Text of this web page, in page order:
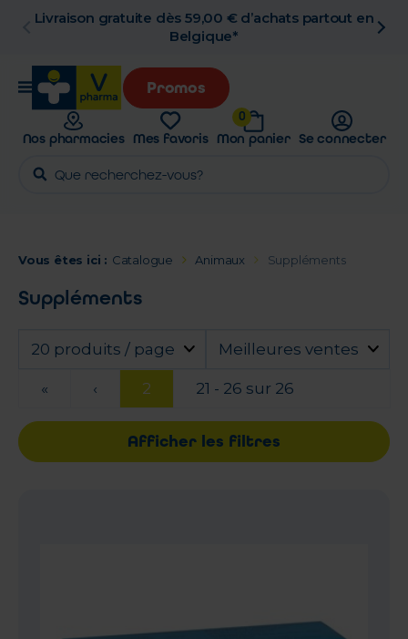
Retrait en pharmacie gratuit
Promos
Nos pharmacies Mes favoris
0
Mon panier Se connecter
Vous êtes ici : Catalogue Animaux Suppléments
Suppléments
20 produits / page Meilleures ventes
« ‹ 2 21 - 26 sur 26
Afficher les filtres